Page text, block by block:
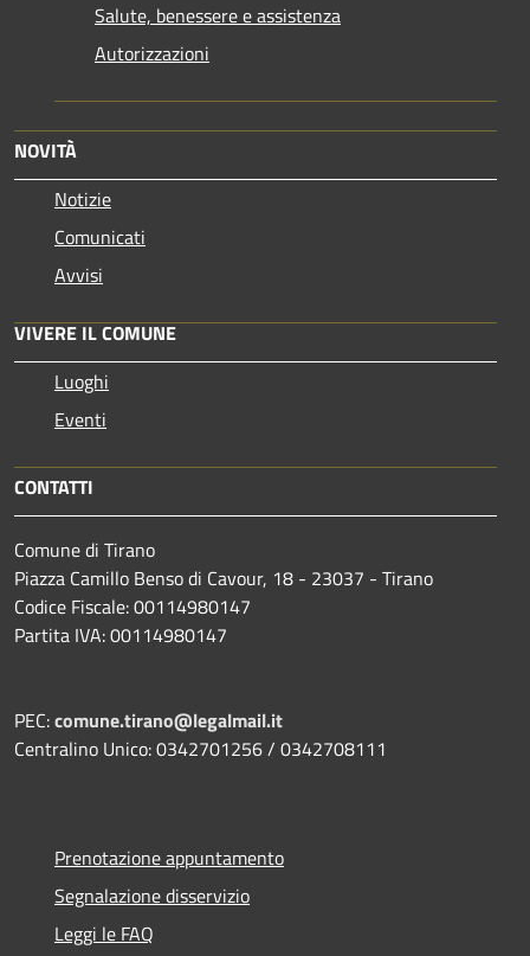
Salute, benessere e assistenza
Autorizzazioni
NOVITÀ
Notizie
Comunicati
Avvisi
VIVERE IL COMUNE
Luoghi
Eventi
CONTATTI
Comune di Tirano
Piazza Camillo Benso di Cavour, 18 - 23037 - Tirano
Codice Fiscale: 00114980147
Partita IVA: 00114980147
PEC:comune.tirano@legalmail.it
Centralino Unico: 0342701256 / 0342708111
Prenotazione appuntamento
Segnalazione disservizio
Leggi le FAQ